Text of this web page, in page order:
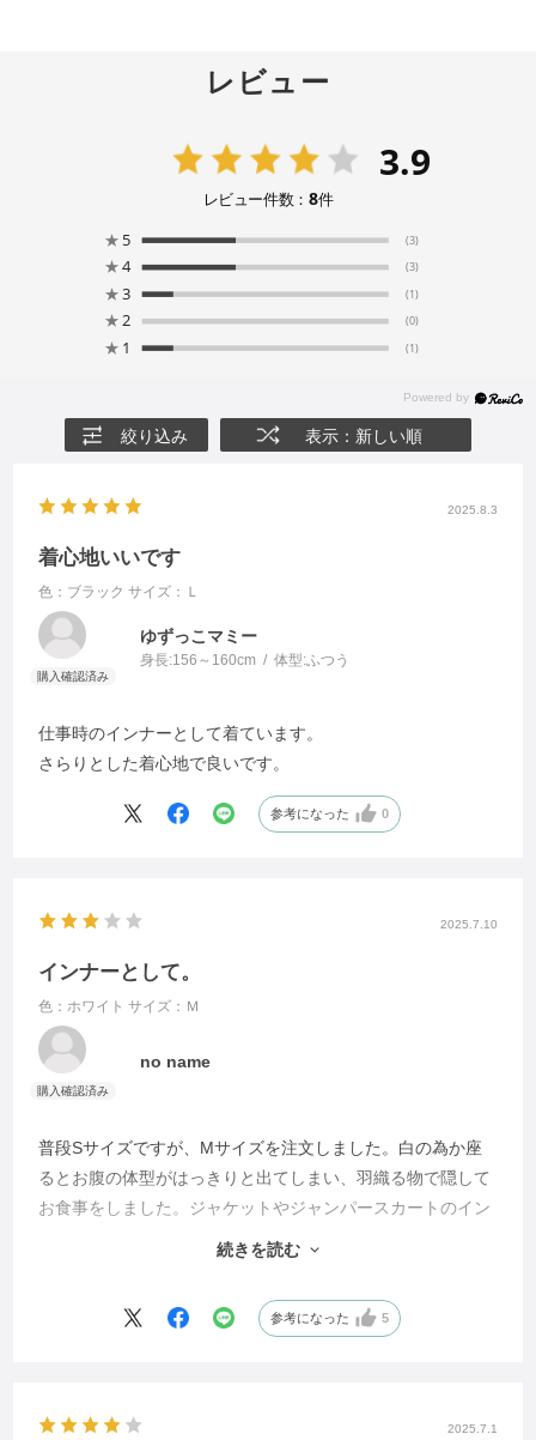
レビュー
3.9
レビュー件数： 8件
★ 5 (3)
★4 (3)
★3 (1)
★2 (0)
★ 1 (1)
絞り込み 表示：新しい順
2025.8.3
着心地いいです
色：ブラック サイズ：Ｌ
ゆずっこマミー
身長:156～160cm 体型:ふつう
仕事時のインナーとして着ています。
さらりとした着心地で良いです。
参考になった 0
2025.7.10
インナーとして。
色：ホワイト サイズ：Ｍ
no name
普段Sサイズですが、Mサイズを注文しました。白の為か座
るとお腹の体型がはっきりと出てしまい、羽織る物で隠して
お食事をしました。ジャケットやジャンパースカートのイン
ナーなど、完全にウエストを隠せるなら、胸元のレースは綺
続きを読む
参考になった 5
2025.7.1